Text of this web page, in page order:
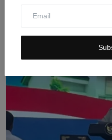
BUMN Properti Terpuruk:
Tak Lak...